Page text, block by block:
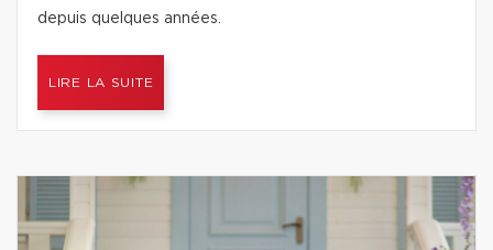
depuis quelques années.
LIRE LA SUITE